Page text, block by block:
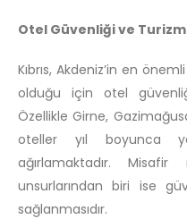
Otel Güvenliği ve
Kıbrıs, Akdeniz’in en
olduğu için otel
Özellikle Girne,
oteller yıl boyunca
ağırlamaktadır.
unsurlarından biri ise
sağlanmasıdır.